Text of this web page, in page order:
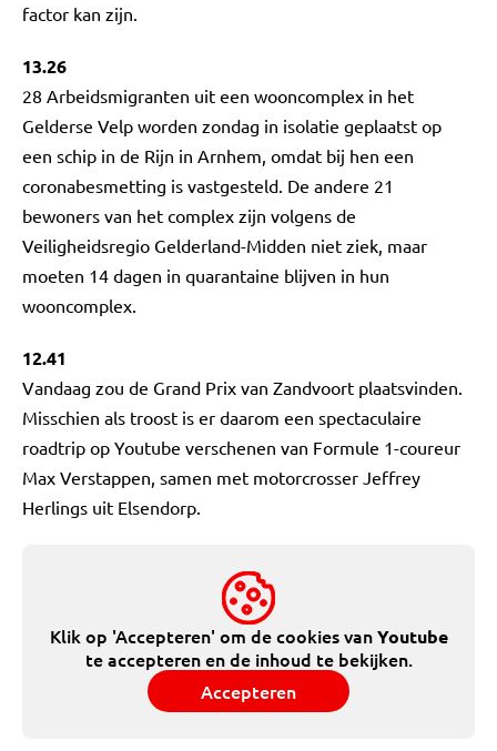
factor kan zijn.
13.26
28 Arbeidsmigranten uit een wooncomplex in het
Gelderse Velp worden zondag in isolatie geplaatst op
een schip in de Rijn in Arnhem, omdat bij hen een
coronabesmetting is vastgesteld. De andere 21
bewoners van het complex zijn volgens de
Veiligheidsregio Gelderland-Midden niet ziek, maar
moeten 14 dagen in quarantaine blijven in hun
wooncomplex.
12.41
Vandaag zou de Grand Prix van Zandvoort plaatsvinden.
Misschien als troost is er daarom een spectaculaire
roadtrip op Youtube verschenen van Formule 1-coureur
Max Verstappen, samen met motorcrosser Jeffrey
Herlings uit Elsendorp.
Klik op 'Accepteren' om de cookies vanYoutube
te accepteren en de inhoud te bekijken.
Accepteren